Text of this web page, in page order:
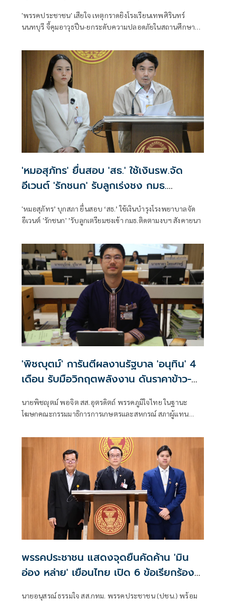
'พรรคประชาชน' เสียใจ เหตุกราดยิงโรงเรียนเทพศิรินทร์
นนทบุรี จี้คุมอาวุธปืน-ยกระดับความปลอดภัยในสถานศึกษา
'หมอสุภัทร' ยื่นสอบ 'สธ.' ใช้เงินรพ.จัด
อีเวนต์ 'รักชนก' รับลูกเร่งชง กมธ.
'หมอสุภัทร’ บุกสภา ยื่นสอบ ‘สธ.’ ใช้เงินบำรุงโรงพยาบาลจัด
อีเวนต์ 'รักชนก' ’รับลูกเตรียมชงเข้า กมธ.ติดตามงบฯ สังคายนา
'พิชญุตม์' การันตีผลงานรัฐบาล 'อนุทิน' 4
เดือน รับมือวิกฤตพลังงาน ดันราคาข้าว-
ช่วยลดต้นทุน-ขยายตลาดโลก
นายพิชญุตม์ พอจิต สส.อุตรดิตถ์ พรรคภูมิใจไทย ในฐานะ
โฆษกคณะกรรมมาธิการการเกษตรและสหกรณ์ สภาผู้แทน
รัฐบาลภายใต้การนำของนายอนุทิน ชาญวีรกูล นายกรัฐมนตรี
เข้าบริหารประเทศ 4 เดือน สามารถรับมือกับวิกฤตพลังงาน
และสงครามตะวันออกกลางได้ดี ส่งผลให้ราคาสินค้าเกษตร
หลักปรับตัวสูงขึ้น
พรรคประชาชน แสดงจุดยืนคัดค้าน 'มิน
อ่อง หล่าย' เยือนไทย เปิด 6 ข้อเรียกร้อง
นายอนุสรณ์ ธรรมใจ สส.กทม. พรรคประชาชน (ปชน.) พร้อม